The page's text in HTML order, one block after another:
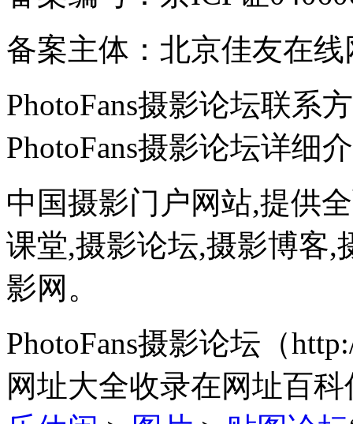
备案主体：北京佳友在
PhotoFans摄影论坛联系
PhotoFans摄影论坛详细
中国摄影门户网站,提供
课堂,摄影论坛,摄影博客,
影网。
PhotoFans摄影论坛（
网址大全收录在网址百